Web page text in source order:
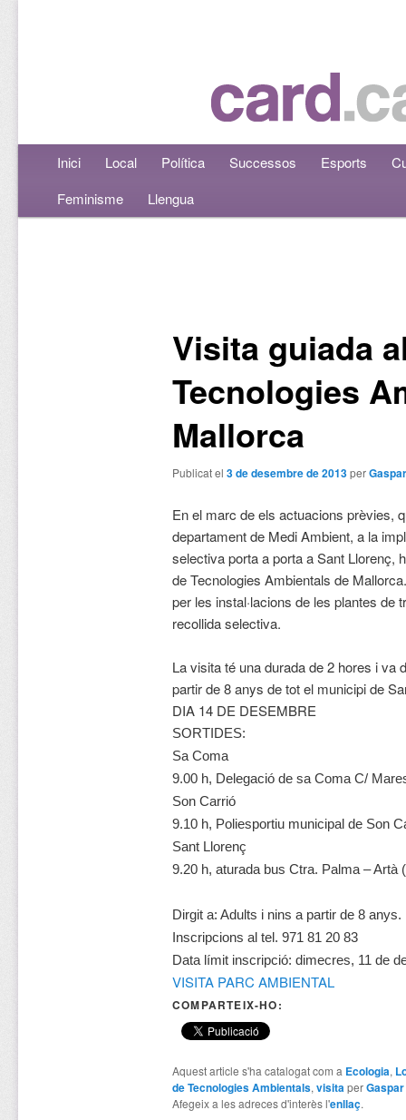
Menú principalAneu al contingut principal
Aneu al contingut secundari
Inici Local Política Successos Esports
Feminisme
Llengua
Visita guiada
Tecnologies
Mallorca
Publicat el 3 de desembre de 2013per
En el marc de els actuacions prèvies,
departament de Medi Ambient, a la
selectiva porta a porta a Sant Llorenç,
de Tecnologies Ambientals de
per les instal·lacions de les plantes de
recollida selectiva.
La visita té una durada de 2 hores i va
partir de 8 anys de tot el municipi de
DIA 14 DE DESEMBRE
SORTIDES:
Sa Coma
9.00 h, Delegació de sa Coma C/
Son Carrió
9.10 h, Poliesportiu municipal de Son
Sant Llorenç
9.20 h, aturada bus Ctra. Palma – Artà
Dirgit a: Adults i nins a partir de 8 anys.
Inscripcions al tel. 971 81 20 83
Data límit inscripció: dimecres, 11 de
VISITA PARC AMBIENTAL
COMPARTEIX-HO:
Aquest article s'ha catalogat com a Ecologia,
de Tecnologies Ambientals, visitaper
Afegeix a les adreces d'interès l'enllaç.